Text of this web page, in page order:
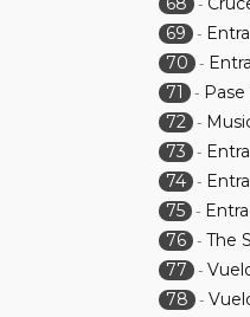
-
69
-
70
-
71
-
72 -
73
-
74 -
75 -
76 - The
77
-
78
-